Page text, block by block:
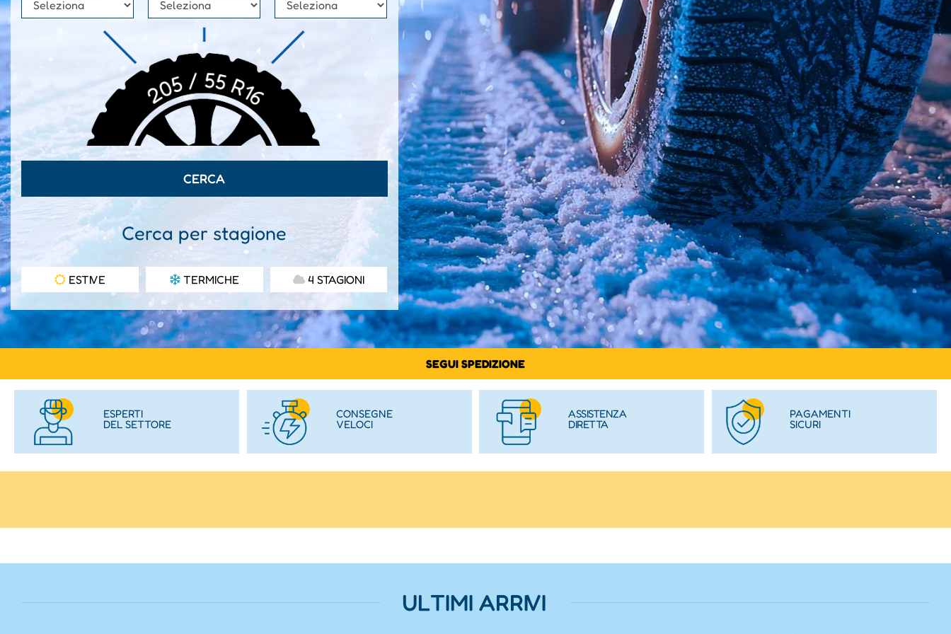
Cerca per stagione
ESTIVE TERMICHE 4 STAGIONI
SEGUI SPEDIZIONE
ESPERTI
DEL SETTORE
CONSEGNE
VELOCI
ASSISTENZA
DIRETTA
PAGAMENTI
SICURI
ULTIMI ARRIVI